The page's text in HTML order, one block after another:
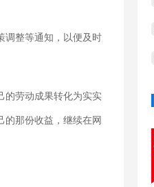
调整等通知，以便及时
的劳动成果转化为实实
的那份收益，继续在网